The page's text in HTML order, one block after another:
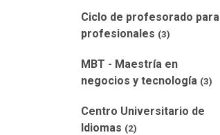
Ciclo de profesorado para
profesionales (3)
MBT - Maestría en
negocios y tecnología (3)
Centro Universitario de
Idiomas (2)